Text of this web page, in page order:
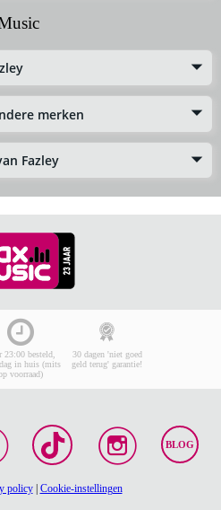
merken
Fazley
23:00 besteld,
in huis (mits
voorraad)
30 dagen 'niet goed
geld terug' garantie!
BLOG
policy| Cookie-instellingen